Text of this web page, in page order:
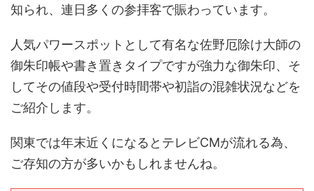
知られ、連日多くの参拝客で賑わっています。
人気パワースポットとして有名な佐野厄除け大師の
御朱印帳や書き置きタイプですが強力な御朱印、そ
してその値段や受付時間帯や初詣の混雑状況などを
ご紹介します。
関東では年末近くになるとテレビCMが流れる為、
ご存知の方が多いかもしれませんね。